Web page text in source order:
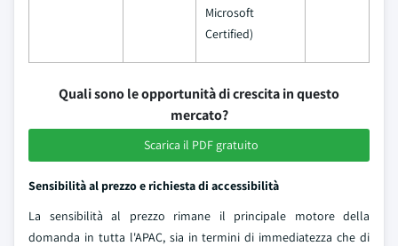
Microsoft
Certified)
Quali sono le opportunità di crescita in questo
mercato?
Scarica il PDF gratuito
Sensibilità al prezzo e richiesta di accessibilità
La sensibilità al prezzo rimane il principale motore della
domanda in tutta l'APAC, sia in termini di immediatezza che di